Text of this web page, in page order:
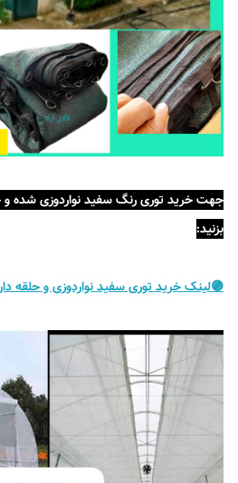
جهت خرید توری رنگ سفید نواردوزی شده و
بزنید:
🟣لینک خرید توری سفید نواردوزی و حلقه